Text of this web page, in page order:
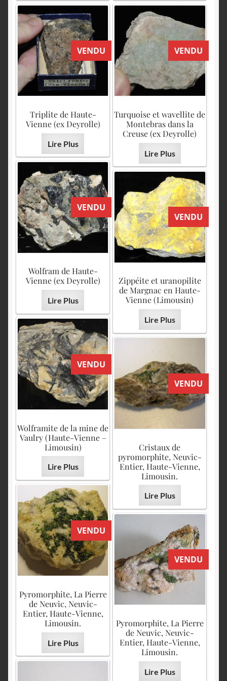
VENDU
Triplite de Haute-
Vienne (ex Deyrolle)
Lire Plus
VENDU
Turquoise et wavellite de
Montebras dans la
Creuse (ex Deyrolle)
Lire Plus
VENDU
Wolfram de Haute-
Vienne (ex Deyrolle)
Lire Plus
VENDU
Zippéite et uranopilite
de Margnac en Haute-
Vienne (Limousin)
Lire Plus
VENDU
Wolframite de la mine de
Vaulry (Haute-Vienne –
Limousin)
Lire Plus
VENDU
Cristaux de
pyromorphite, Neuvic-
Entier, Haute-Vienne,
Limousin.
Lire Plus
VENDU
Pyromorphite, La Pierre
de Neuvic, Neuvic-
Entier, Haute-Vienne,
Limousin.
Lire Plus
VENDU
Pyromorphite, La Pierre
de Neuvic, Neuvic-
Entier, Haute-Vienne,
Limousin.
Lire Plus